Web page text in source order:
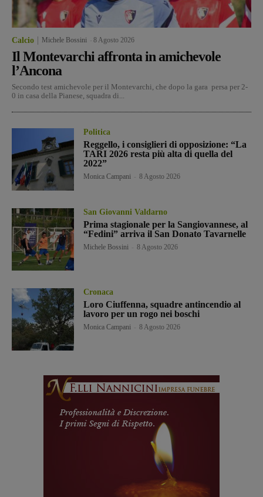
Calcio Michele Bossini 8 Agosto 2026
Il Montevarchi affronta in amichevole
l’Ancona
Secondo test amichevole per il Montevarchi, che dopo la gara persa per 2-
0 in casa della Pianese, squadra di...
Politica
Reggello, i consiglieri di opposizione: “La
TARI 2026 resta più alta di quella del
2022”
Monica Campani 8 Agosto 2026
San Giovanni Valdarno
Prima stagionale per la Sangiovannese, al
“Fedini” arriva il San Donato Tavarnelle
Michele Bossini 8 Agosto 2026
Cronaca
Loro Ciuffenna, squadre antincendio al
lavoro per un rogo nei boschi
Monica Campani 8 Agosto 2026